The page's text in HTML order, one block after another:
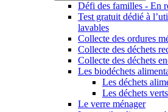
Défi des familles - En
Test gratuit dédié à
lavables
Collecte des ordures
Collecte des déchets
Collecte des déchets
Les biodéchets
Les déchets
Les déchets verts
Le verre ménager